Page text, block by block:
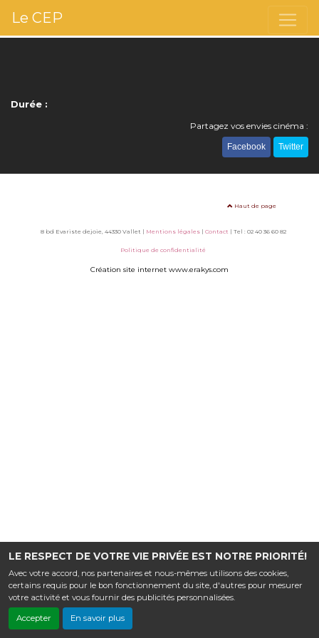
LE RESPECT DE VOTRE VIE PRIVÉE EST NOTRE PRIORITÉ!
Avec votre accord, nos partenaires et nous-mêmes utilisons des cookies,
certains requis pour le bon fonctionnement du site, d'autres pour mesurer
votre activité et vous fournir des publicités personnalisées.
Accepter En savoir plus
Le CEP
Durée :
Partagez vos envies cinéma :
Facebook Twitter
Haut de page
8 bd Evariste dejoie, 44330 Vallet | Mentions légales| Contact | Tel : 02 40 36 60 82
Politique de confidentialité
Création site internet www.erakys.com